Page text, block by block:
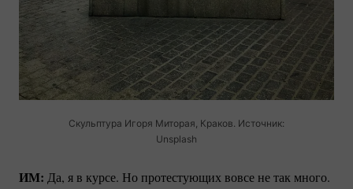
Скульптура Игоря Миторая, Краков. Источник:
Unsplash
ИМ: Да, я в курсе. Но протестующих вовсе не так много.